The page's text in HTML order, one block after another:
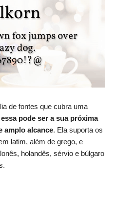
de fontes que cubra uma
essa pode ser a sua próxima
amplo alcance. Ela suporta os
latim, além de grego, e
holandês, sérvio e búlgaro